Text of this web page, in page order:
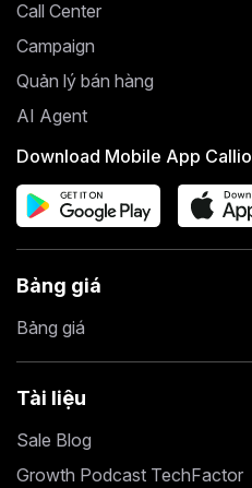
Call Center
Campaign
Quản lý bán hàng
AI Agent
Download Mobile App Callio
Bảng giá
Bảng giá
Tài liệu
Sale Blog
Growth Podcast TechFactor